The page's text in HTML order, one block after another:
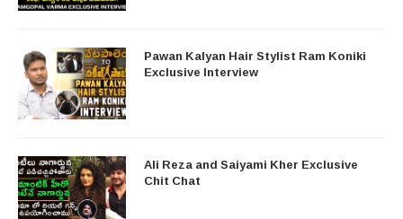
Pawan Kalyan Hair Stylist Ram Koniki
Exclusive Interview
Ali Reza and Saiyami Kher Exclusive
Chit Chat